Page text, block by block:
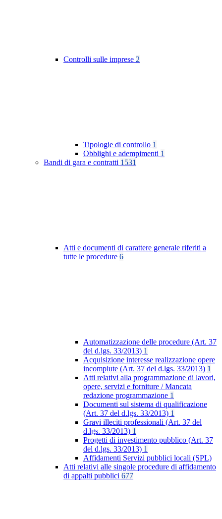
Controlli sulle imprese 2
Tipologie di controllo 1
Obblighi e adempimenti 1
Bandi di gara e contratti 1531
Atti e documenti di carattere generale riferiti a
tutte le procedure 6
Automatizzazione delle procedure (Art. 37
del d.lgs. 33/2013) 1
Acquisizione interesse realizzazione opere
incompiute (Art. 37 del d.lgs. 33/2013) 1
Atti relativi alla programmazione di lavori,
opere, servizi e forniture / Mancata
redazione programmazione 1
Documenti sul sistema di qualificazione
(Art. 37 del d.lgs. 33/2013) 1
Gravi illeciti professionali (Art. 37 del
d.lgs. 33/2013) 1
Progetti di investimento pubblico (Art. 37
del d.lgs. 33/2013) 1
Affidamenti Servizi pubblici locali (SPL)
Atti relativi alle singole procedure di affidamento
di appalti pubblici 677